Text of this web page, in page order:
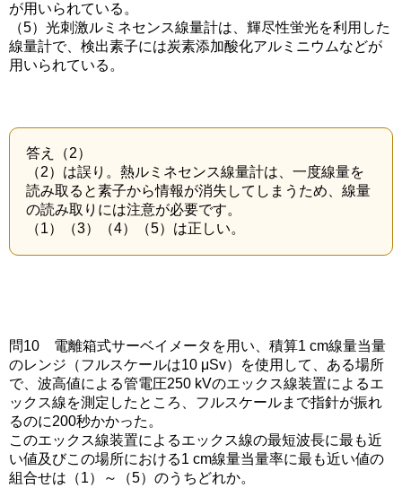
が用いられている。
（5）光刺激ルミネセンス線量計は、輝尽性蛍光を利用した
線量計で、検出素子には炭素添加酸化アルミニウムなどが
用いられている。
答え（2）
（2）は誤り。熱ルミネセンス線量計は、一度線量を
読み取ると素子から情報が消失してしまうため、線量
の読み取りには注意が必要です。
（1）（3）（4）（5）は正しい。
問10 電離箱式サーベイメータを用い、積算1 cm線量当量
のレンジ（フルスケールは10 μSv）を使用して、ある場所
で、波高値による管電圧250 kVのエックス線装置によるエ
ックス線を測定したところ、フルスケールまで指針が振れ
るのに200秒かかった。
このエックス線装置によるエックス線の最短波長に最も近
い値及びこの場所における1 cm線量当量率に最も近い値の
組合せは（1）～（5）のうちどれか。